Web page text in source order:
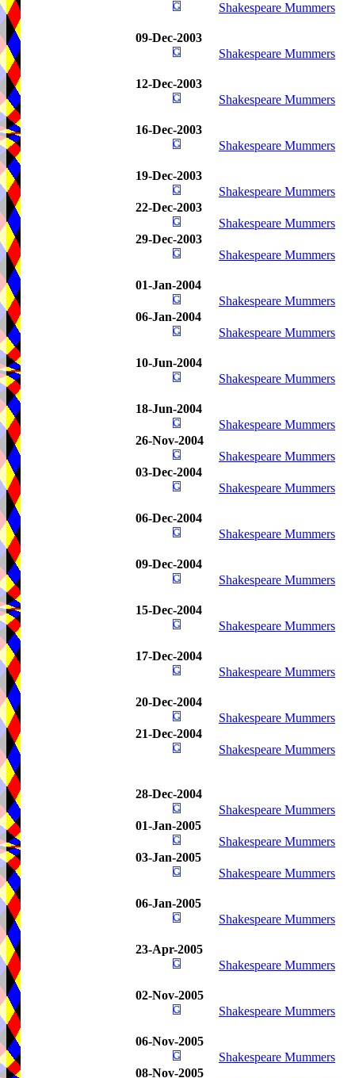
Shakespeare Mummers
09-Dec-2003
Shakespeare Mummers
12-Dec-2003
Shakespeare Mummers
16-Dec-2003
Shakespeare Mummers
19-Dec-2003
Shakespeare Mummers
22-Dec-2003
Shakespeare Mummers
29-Dec-2003
Shakespeare Mummers
01-Jan-2004
Shakespeare Mummers
06-Jan-2004
Shakespeare Mummers
10-Jun-2004
Shakespeare Mummers
18-Jun-2004
Shakespeare Mummers
26-Nov-2004
Shakespeare Mummers
03-Dec-2004
Shakespeare Mummers
06-Dec-2004
Shakespeare Mummers
09-Dec-2004
Shakespeare Mummers
15-Dec-2004
Shakespeare Mummers
17-Dec-2004
Shakespeare Mummers
20-Dec-2004
Shakespeare Mummers
21-Dec-2004
Shakespeare Mummers
28-Dec-2004
Shakespeare Mummers
01-Jan-2005
Shakespeare Mummers
03-Jan-2005
Shakespeare Mummers
06-Jan-2005
Shakespeare Mummers
23-Apr-2005
Shakespeare Mummers
02-Nov-2005
Shakespeare Mummers
06-Nov-2005
Shakespeare Mummers
08-Nov-2005